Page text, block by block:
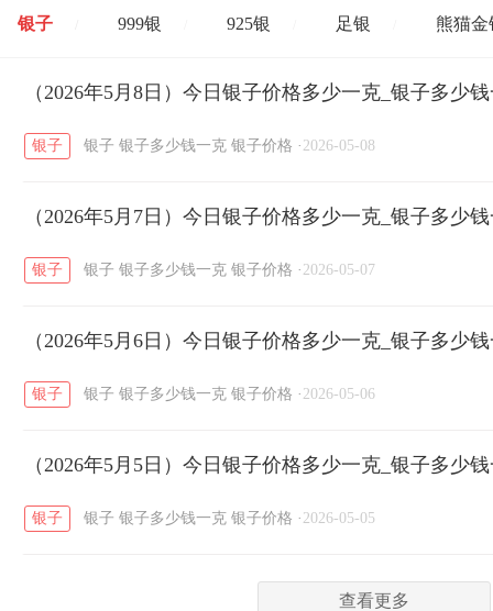
银子 999银 925银 足银 熊猫金
开国纪念币 大清银币 / 长城币 / 老
菜百 周生生 周大生
六福 / 金至尊 / 潮宏基 / 亚一金店
（2026年5月8日）今日银子价格多少一克_银子多少
银子 银子 银子多少钱一克 银子价格 · 2026-05-08
（2026年5月7日）今日银子价格多少一克_银子多少
银子 银子 银子多少钱一克 银子价格 · 2026-05-07
（2026年5月6日）今日银子价格多少一克_银子多少
银子 银子 银子多少钱一克 银子价格 · 2026-05-06
（2026年5月5日）今日银子价格多少一克_银子多少
银子 银子 银子多少钱一克 银子价格 · 2026-05-05
查看更多